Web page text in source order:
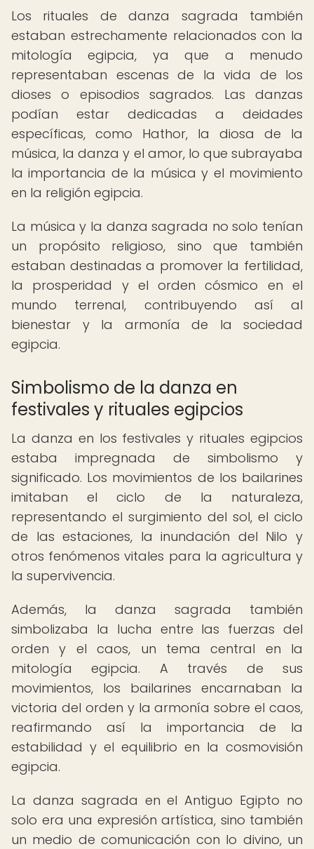
Los rituales de danza sagrada también
estaban estrechamente relacionados con la
mitología egipcia, ya que a menudo
representaban escenas de la vida de los
dioses o episodios sagrados. Las danzas
podían estar dedicadas a deidades
específicas, como Hathor, la diosa de la
música, la danza y el amor, lo que subrayaba
la importancia de la música y el movimiento
en la religión egipcia.
La música y la danza sagrada no solo tenían
un propósito religioso, sino que también
estaban destinadas a promover la fertilidad,
la prosperidad y el orden cósmico en el
mundo terrenal, contribuyendo así al
bienestar y la armonía de la sociedad
egipcia.
Simbolismo de la danza en
festivales y rituales egipcios
La danza en los festivales y rituales egipcios
estaba impregnada de simbolismo y
significado. Los movimientos de los bailarines
imitaban el ciclo de la naturaleza,
representando el surgimiento del sol, el ciclo
de las estaciones, la inundación del Nilo y
otros fenómenos vitales para la agricultura y
la supervivencia.
Además, la danza sagrada también
simbolizaba la lucha entre las fuerzas del
orden y el caos, un tema central en la
mitología egipcia. A través de sus
movimientos, los bailarines encarnaban la
victoria del orden y la armonía sobre el caos,
reafirmando así la importancia de la
estabilidad y el equilibrio en la cosmovisión
egipcia.
La danza sagrada en el Antiguo Egipto no
solo era una expresión artística, sino también
un medio de comunicación con lo divino, un